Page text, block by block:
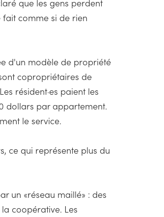
que les gens perdent
fait comme si de rien
d'un modèle de propriété
copropriétaires de
résident·es paient les
dollars par appartement.
le service.
ce qui représente plus du
un «réseau maillé» : des
coopérative. Les